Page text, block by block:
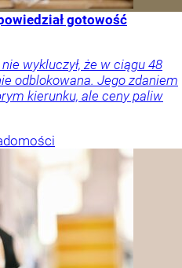
gotowość
wykluczył, że w ciągu 48
odblokowana. Jego zdaniem
kierunku, ale ceny paliw